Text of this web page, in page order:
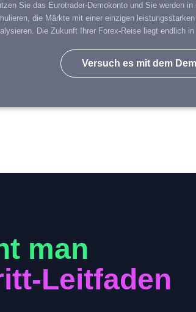
Sie das Eurotrader-Demokonto und Sie werden
die Märkte mit einer einzigen
Die Zukunft Ihrer Forex-Reise liegt endlich in
Versuch es mit dem
man
Leitfaden